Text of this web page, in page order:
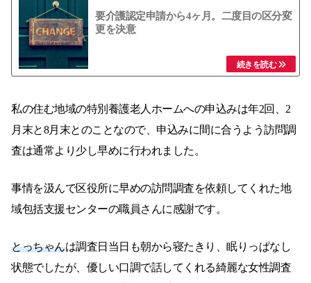
要介護認定申請から4ヶ月。二度目の区分変
更を決意
私の住む地域の特別養護老人ホームへの申込みは年2回、2
月末と8月末とのことなので、申込みに間に合うよう訪問調
査は通常より少し早めに行われました。
事情を汲んで区役所に早めの訪問調査を依頼してくれた地
域包括支援センターの職員さんに感謝です。
とっちゃんは調査日当日も朝から寝たきり、眠りっぱなし
状態でしたが、優しい口調で話してくれる綺麗な女性調査